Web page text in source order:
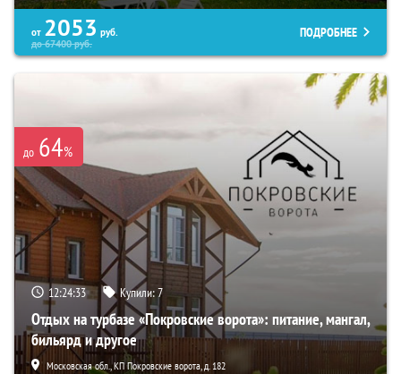
от 2053 руб.
до67400руб.
ПОДРОБНЕЕ
до 64%
12:24:32 Купили:7
Отдых на турбазе «Покровские ворота»: питание, мангал,
бильярд и другое
Московская обл., КП Покровские ворота, д. 182